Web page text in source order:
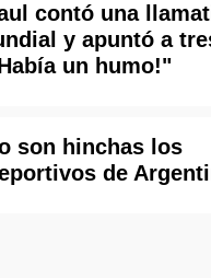
contó una
y apuntó a
un humo!"
son hinchas los
de